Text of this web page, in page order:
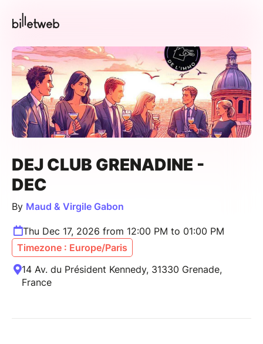
DEJ CLUB GRENADINE -
DEC
By Maud & Virgile Gabon
Thu Dec 17, 2026 from 12:00 PM to 01:00 PM
Timezone : Europe/Paris
14 Av. du Président Kennedy, 31330 Grenade,
France